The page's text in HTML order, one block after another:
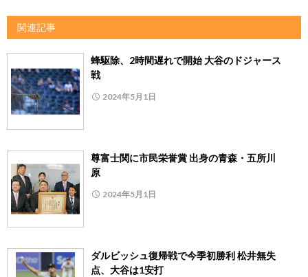
関連記事
蜂駆除、2時間遅れで開始 大谷のドジャース
戦
2024年5月1日
尊富士関に市民栄誉賞 出身の青森・五所川
原
2024年5月1日
ダルビッシュ復帰戦で今季初勝利 松井無失
点、大谷は1安打